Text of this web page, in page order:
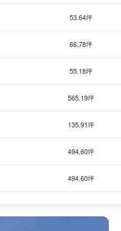
53.64坪
66.78坪
55.18坪
565.19坪
135.91坪
494.60坪
494.60坪